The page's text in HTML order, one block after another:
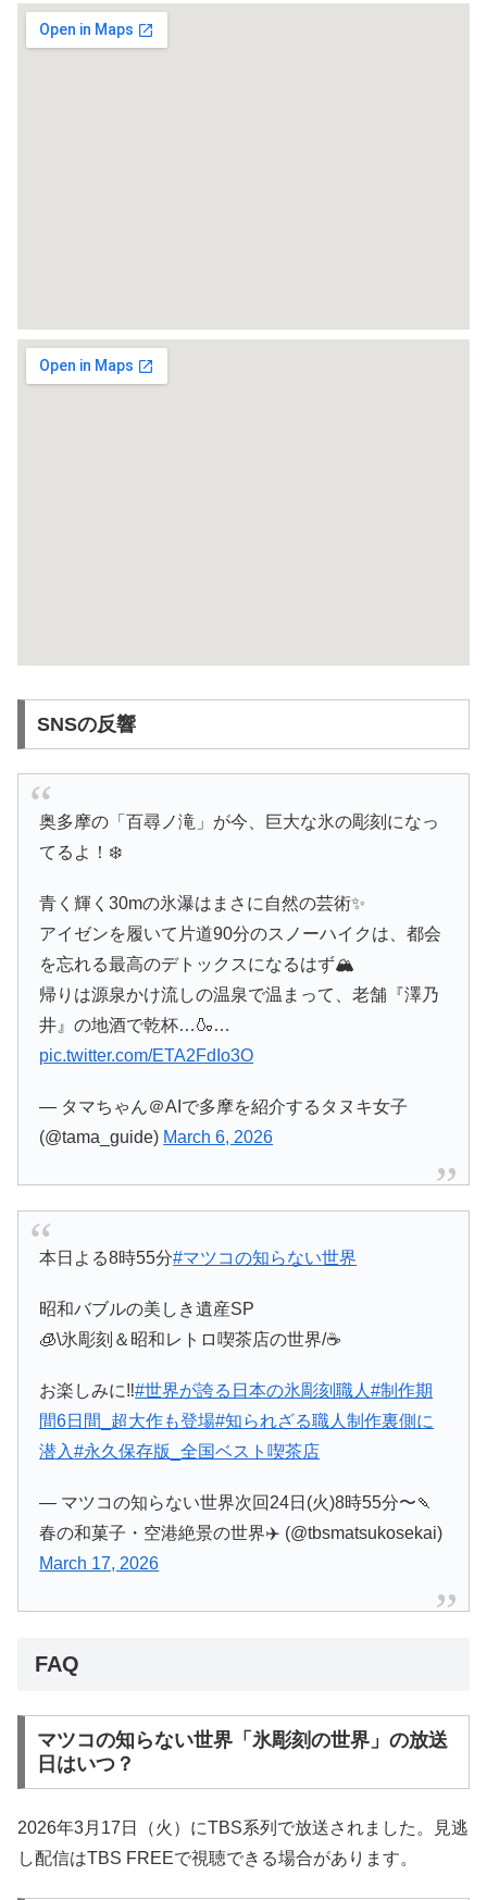
SNSの反響
奥多摩の「百尋ノ滝」が今、巨大な氷の彫刻になっ
てるよ！❄️
青く輝く30mの氷瀑はまさに自然の芸術✨
アイゼンを履いて片道90分のスノーハイクは、都会
を忘れる最高のデトックスになるはず🏔️
帰りは源泉かけ流しの温泉で温まって、老舗『澤乃
井』の地酒で乾杯…🍶…
pic.twitter.com/ETA2FdIo3O
— タマちゃん＠AIで多摩を紹介するタヌキ女子
(@tama_guide) March 6, 2026
本日よる8時55分#マツコの知らない世界
昭和バブルの美しき遺産SP
🧊\氷彫刻＆昭和レトロ喫茶店の世界/☕️
お楽しみに‼️#世界が誇る日本の氷彫刻職人#制作期
間6日間_超大作も登場#知られざる職人制作裏側に
潜入#永久保存版_全国ベスト喫茶店
— マツコの知らない世界次回24日(火)8時55分〜🍡
春の和菓子・空港絶景の世界✈️ (@tbsmatsukosekai)
March 17, 2026
FAQ
マツコの知らない世界「氷彫刻の世界」の放送
日はいつ？
2026年3月17日（火）にTBS系列で放送されました。見逃
し配信はTBS FREEで視聴できる場合があります。